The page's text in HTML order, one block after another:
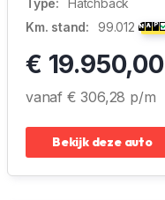
Type:
Hatchback
Km. stand:
99.012
€ 19.950,00
vanaf € 306,28 p/m
Bekijk deze auto